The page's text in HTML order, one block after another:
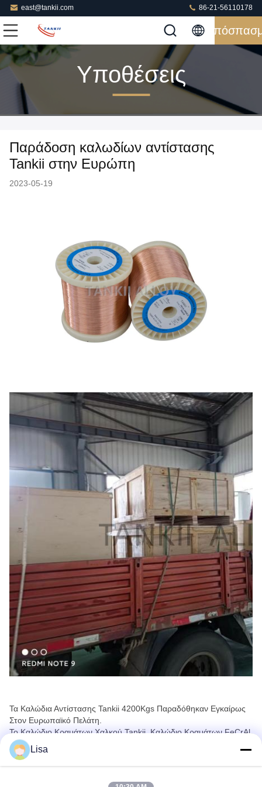
east@tankii.com 86-21-56110178
Υποθέσεις
Παράδοση καλωδίων αντίστασης
Tankii στην Ευρώπη
2023-05-19
Τα Καλώδια Αντίστασης Tankii 4200Kgs Παραδόθηκαν Εγκαίρως
Στον Ευρωπαϊκό Πελάτη.
Το Καλώδιο Κραμάτων Χαλκού Tankii, Καλώδιο Κραμάτων FeCrAl,
Καλώδιο Κραμάτων NiCr Είναι Τα Δημοφιλέστερα Προϊόντα.
Lisa